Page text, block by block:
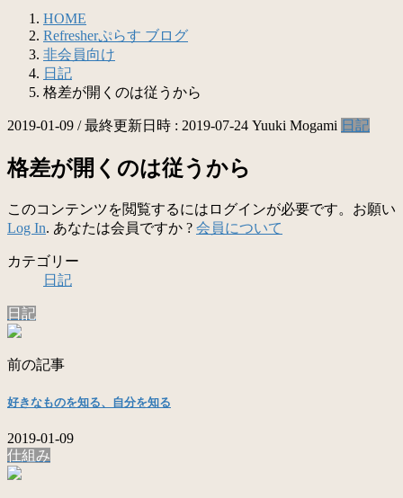
HOME
Refresherぷらす ブログ
非会員向け
日記
格差が開くのは従うから
2019-01-09 / 最終更新日時 : 2019-07-24 Yuuki Mogami 日記
格差が開くのは従うから
このコンテンツを閲覧するにはログインが必要です。お願い
Log In. あなたは会員ですか ? 会員について
カテゴリー
日記
日記
前の記事
好きなものを知る、自分を知る
2019-01-09
仕組み